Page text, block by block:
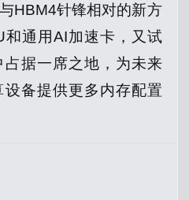
HBM4针锋相对的新方
通用AI加速卡，又试
据一席之地，为未来
备提供更多内存配置